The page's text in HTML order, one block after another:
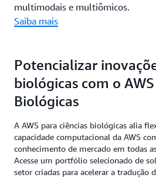
multimodais e multiômicos.
Saiba mais
Potencializar
biológicas com o
Biológicas
A AWS para ciências biológicas alia
capacidade computacional da AWS
conhecimento de mercado em todas
Acesse um portfólio selecionado de
setor criadas para acelerar a tradução